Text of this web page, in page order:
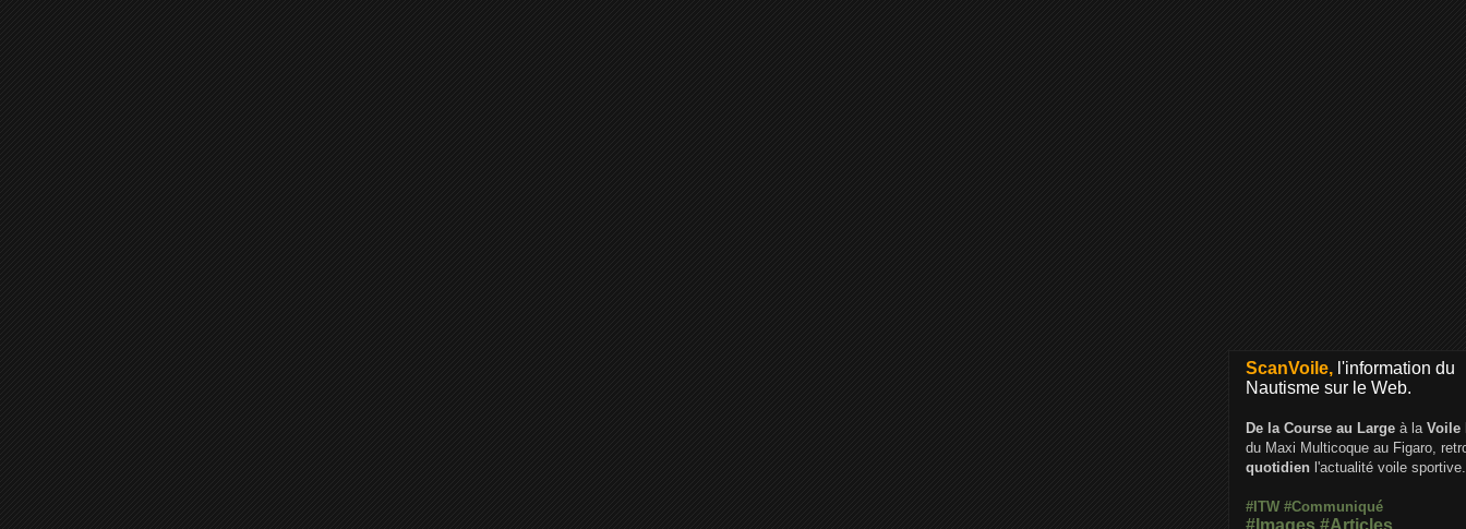
ScanVoile, l'information du
Nautisme sur le Web.
De la Course au Large à la Voile
du Maxi Multicoque au Figaro,
quotidien l'actualité voile sportive.
#ITW #Communiqué
#Images #Articles